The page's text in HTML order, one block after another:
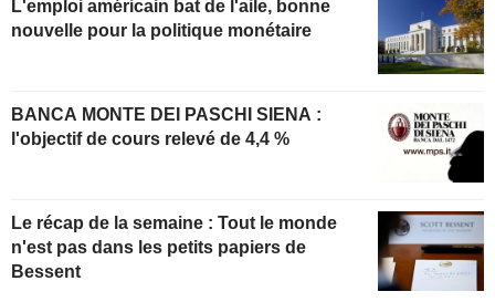
L'emploi américain bat de l'aile, bonne
nouvelle pour la politique monétaire
BANCA MONTE DEI PASCHI SIENA :
l'objectif de cours relevé de 4,4 %
Le récap de la semaine : Tout le monde
n'est pas dans les petits papiers de
Bessent